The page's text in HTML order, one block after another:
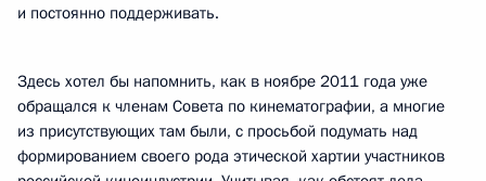
и постоянно поддерживать.
Здесь хотел бы напомнить, как в ноябре 2011 года уже
обращался к членам Совета по кинематографии, а многие
из присутствующих там были, с просьбой подумать над
формированием своего рода этической хартии участников